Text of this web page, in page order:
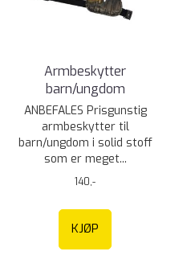
Armbeskytter
barn/ungdom
ANBEFALES Prisgunstig
armbeskytter til
barn/ungdom i solid stoff
som er meget...
140,-
KJØP